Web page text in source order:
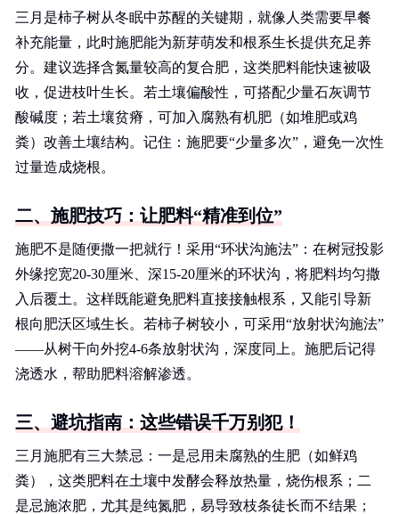
三月是柿子树从冬眠中苏醒的关键期，就像人类需要早餐
补充能量，此时施肥能为新芽萌发和根系生长提供充足养
分。建议选择含氮量较高的复合肥，这类肥料能快速被吸
收，促进枝叶生长。若土壤偏酸性，可搭配少量石灰调节
酸碱度；若土壤贫瘠，可加入腐熟有机肥（如堆肥或鸡
粪）改善土壤结构。记住：施肥要“少量多次”，避免一次性
过量造成烧根。
二、施肥技巧：让肥料“精准到位”
施肥不是随便撒一把就行！采用“环状沟施法”：在树冠投影
外缘挖宽20-30厘米、深15-20厘米的环状沟，将肥料均匀撒
入后覆土。这样既能避免肥料直接接触根系，又能引导新
根向肥沃区域生长。若柿子树较小，可采用“放射状沟施法”
——从树干向外挖4-6条放射状沟，深度同上。施肥后记得
浇透水，帮助肥料溶解渗透。
三、避坑指南：这些错误千万别犯！
三月施肥有三大禁忌：一是忌用未腐熟的生肥（如鲜鸡
粪），这类肥料在土壤中发酵会释放热量，烧伤根系；二
是忌施浓肥，尤其是纯氮肥，易导致枝条徒长而不结果；